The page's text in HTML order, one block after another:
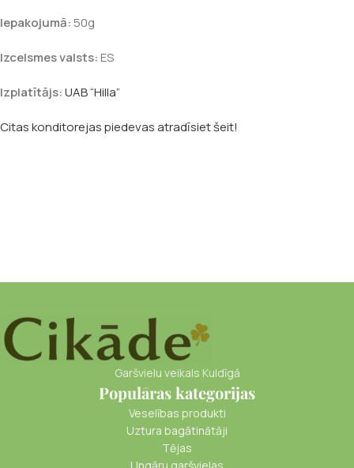
Iepakojumā:50g
Izcelsmes valsts:ES
Izplatītājs:UAB “Hilla”
Citas konditorejas piedevas atradīsiet šeit!
Garšvielu veikals Kuldīgā
Populāras kategorijas
Veselības produkti
Uztura bagātinātāji
Tējas